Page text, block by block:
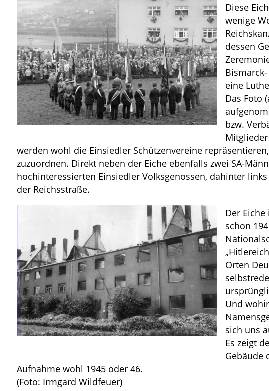
Diese
wenige
dessen
eine
Das Foto
bzw.
Mitglieder
werden wohl die Einsiedler Schützenvereine
zuzuordnen. Direkt neben der Eiche ebenfalls zwei SA-
hochinteressierten Einsiedler Volksgenossen, dahinter
der Reichsstraße.
Der
schon
Orten
Und
sich uns
Es zeigt
Gebäude
Aufnahme wohl 1945 oder 46.
(Foto: Irmgard Wildfeuer)